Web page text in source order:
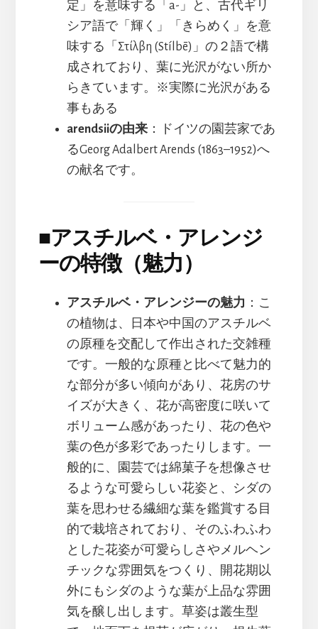
定」を意味する「a-」と、古代ギリ
シア語で「輝く」「きらめく」を意
味する「Στίλβη (Stílbē)」の２語で構
成されており、葉に光沢がない所か
らきています。※実際に光沢がある
事もある
arendsiiの由来：ドイツの園芸家であ
るGeorg Adalbert Arends (1863–1952)へ
の献名です。
■アスチルベ・アレンジ
ーの特徴（魅力）
アスチルベ・アレンジーの魅力
：こ
の植物は、日本や中国のアスチルベ
の原種を交配して作出された交雑種
です。一般的な原種と比べて魅力的
な部分が多い傾向があり、花房のサ
イズが大きく、花が高密度に咲いて
ボリューム感があったり、花の色や
葉の色が多彩であったりします。一
般的に、園芸では綿菓子を想像させ
るような可愛らしい花姿と、シダの
葉を思わせる繊細な葉を鑑賞する目
的で栽培されており、そのふわふわ
とした花姿が可愛らしさやメルヘン
チックな雰囲気をつくり、開花期以
外にもシダのような葉が上品な雰囲
気を醸し出します。草姿は叢生型